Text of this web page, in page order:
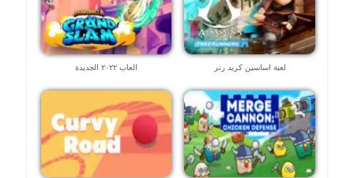
لعبة اساسين كريد رنر العاب ٢٠٢٢ الجديدة